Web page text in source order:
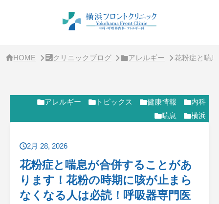
HOME クリニックブログ アレルギー 花粉症と喘
アレルギー トピックス 健康情報
内科
喘息
横浜
2月 28, 2026
花粉症と喘息が合併することがあ
ります！花粉の時期に咳が止まら
なくなる人は必読！呼吸器専門医